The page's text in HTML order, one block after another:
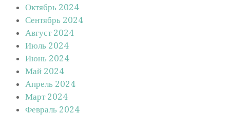
Октябрь 2024
Сентябрь 2024
Август 2024
Июль 2024
Июнь 2024
Май 2024
Апрель 2024
Март 2024
Февраль 2024